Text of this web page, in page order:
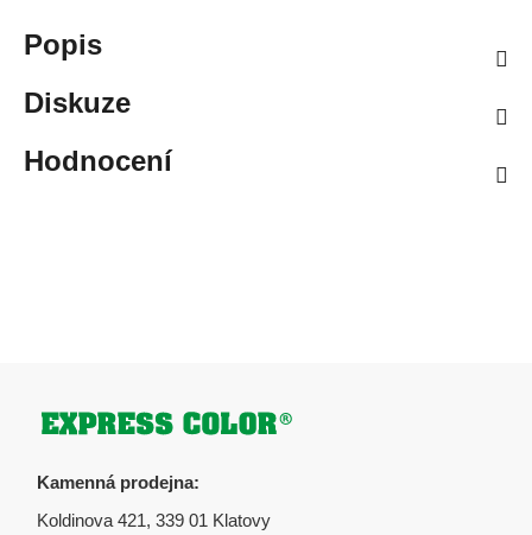
Popis
Diskuze
Hodnocení
Zápatí
Kamenná prodejna:
Koldinova 421, 339 01 Klatovy